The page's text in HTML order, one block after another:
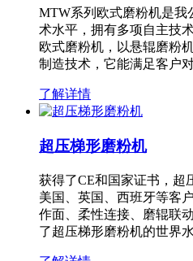
MTW系列欧式磨粉机是我
术水平，拥有多项自主技
欧式磨粉机，以悬辊磨粉
制造技术，它能满足客户
了解详情
超压梯形磨粉机
获得了CE和国家证书，超
美国、英国、西班牙等客
作面、柔性连接、磨辊联
了超压梯形磨粉机的世界